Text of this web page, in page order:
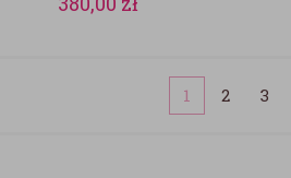
1 2 3